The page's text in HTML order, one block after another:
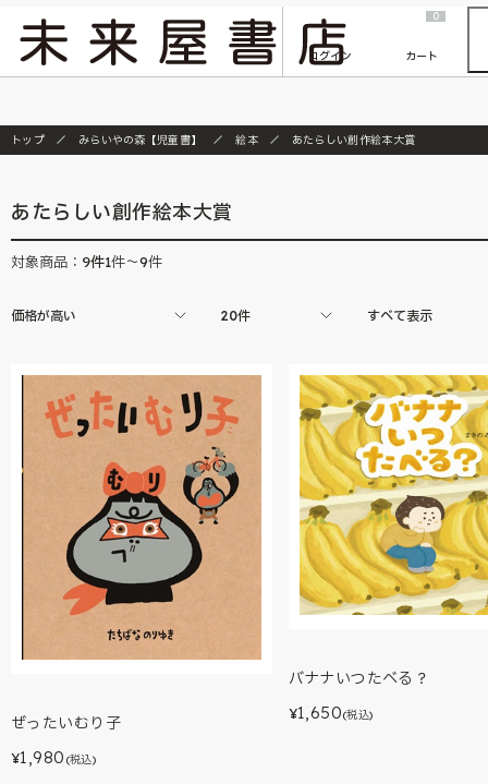
『ONE PIECE magazine 021 ONE PIECEカード付き同梱版』発売延期のご案内
ログイン
0
カート
トップ みらいやの森【児童書】 絵本 あたらしい創作絵本大賞
あたらしい創作絵本大賞
対象商品： 9件1件～9件
価格が高い 20件 すべて表示
ぜったいむり子
¥1,980 (税込)
バナナいつたべる？
¥1,650(税込)